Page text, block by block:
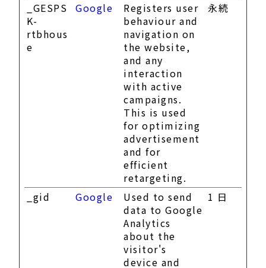
_GESPS
K-
rtbhous
e
Google
Registers user
behaviour and
navigation on
the website,
and any
interaction
with active
campaigns.
This is used
for optimizing
advertisement
and for
efficient
retargeting.
永続
_gid Google
Used to send
data to Google
Analytics
about the
visitor's
device and
1 日